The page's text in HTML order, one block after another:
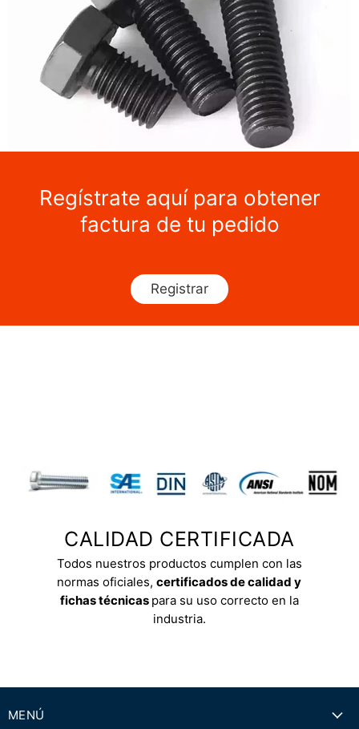
Regístrate aquí para obtener
factura de tu pedido
Registrar
CALIDAD CERTIFICADA
Todos nuestros productos cumplen con las
normas oficiales,certificados de calidad y
fichas técnicas para su uso correcto en la
industria.
MENÚ